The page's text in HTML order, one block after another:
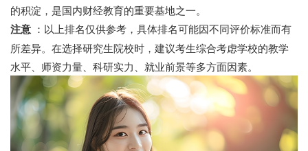
的积淀，是国内财经教育的重要基地之一。
注意 ：以上排名仅供参考，具体排名可能因不同评价标准而有
所差异。在选择研究生院校时，建议考生综合考虑学校的教学
水平、师资力量、科研实力、就业前景等多方面因素。